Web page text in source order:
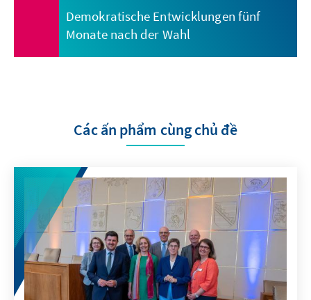
Demokratische Entwicklungen fünf
Monate nach der Wahl
Các ấn phẩm cùng chủ đề